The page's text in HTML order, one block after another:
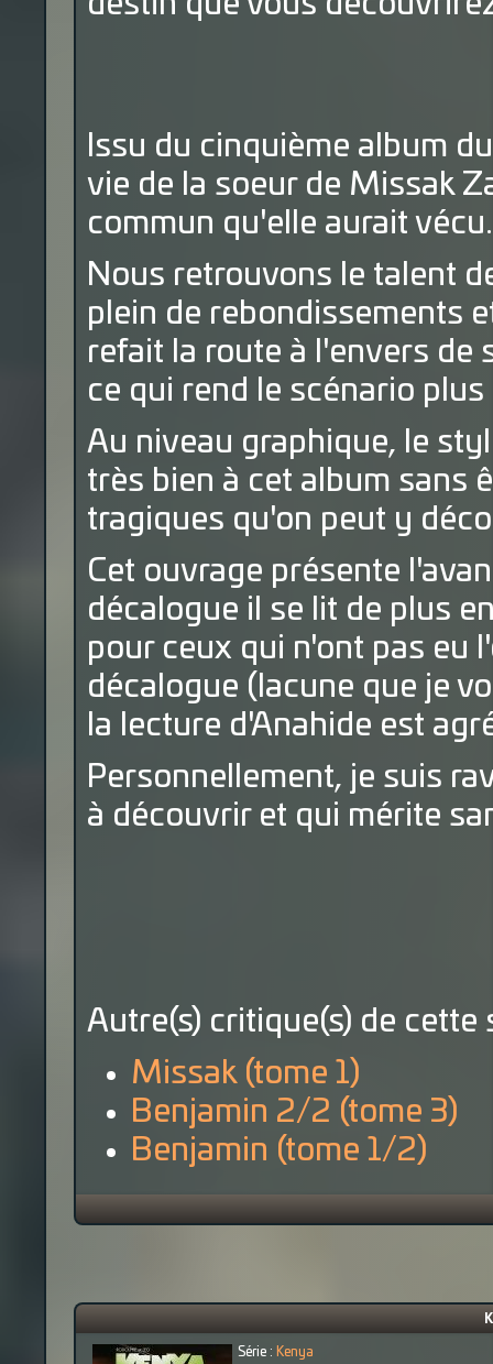
Issu du cinquième album
vie de la soeur de Missak
commun qu'elle aurait vécu.
Nous retrouvons le talent
plein de rebondissements
refait la route à l'envers de
ce qui rend le scénario
Au niveau graphique, le
très bien à cet album sans
tragiques qu'on peut y
Cet ouvrage présente
décalogue il se lit de plus
pour ceux qui n'ont pas eu
décalogue (lacune que je
la lecture d'Anahide est
Personnellement, je suis
à découvrir et qui mérite
Autre(s) critique(s) de cette
Missak (tome 1)
Benjamin 2/2 (tome 3)
Benjamin (tome 1/2)
Série : Kenya